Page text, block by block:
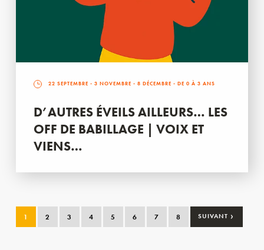
22 SEPTEMBRE - 3 NOVEMBRE - 8 DÉCEMBRE - DE 0 À 3 ANS
D’AUTRES ÉVEILS AILLEURS… LES
OFF DE BABILLAGE | VOIX ET
VIENS…
1 2 3 4 5 6 7 8 SUIVANT ›